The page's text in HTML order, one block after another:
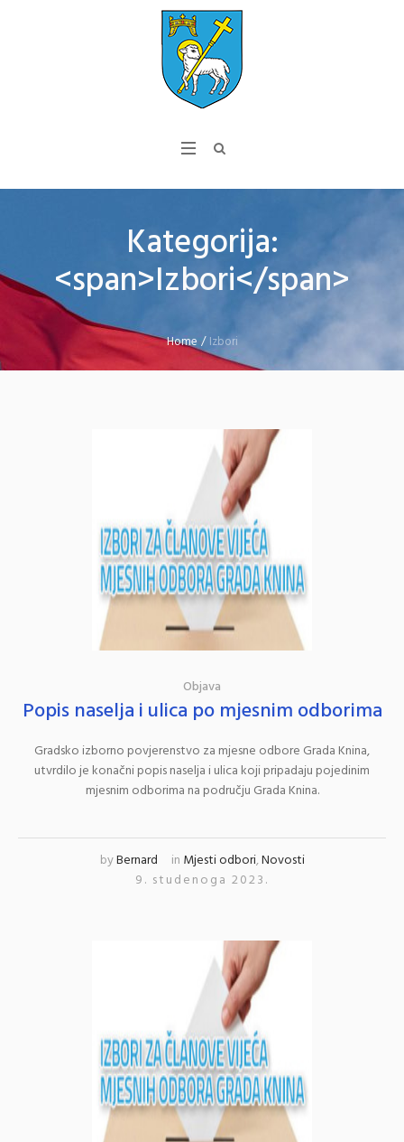
Kategorija:
<span>Izbori</span>
Home /Izbori
Objava
Popis naselja i ulica po mjesnim odborima
Gradsko izborno povjerenstvo za mjesne odbore Grada Knina,
utvrdilo je konačni popis naselja i ulica koji pripadaju pojedinim
mjesnim odborima na području Grada Knina.
byBernard in Mjesti odbori,Novosti
9. studenoga 2023.